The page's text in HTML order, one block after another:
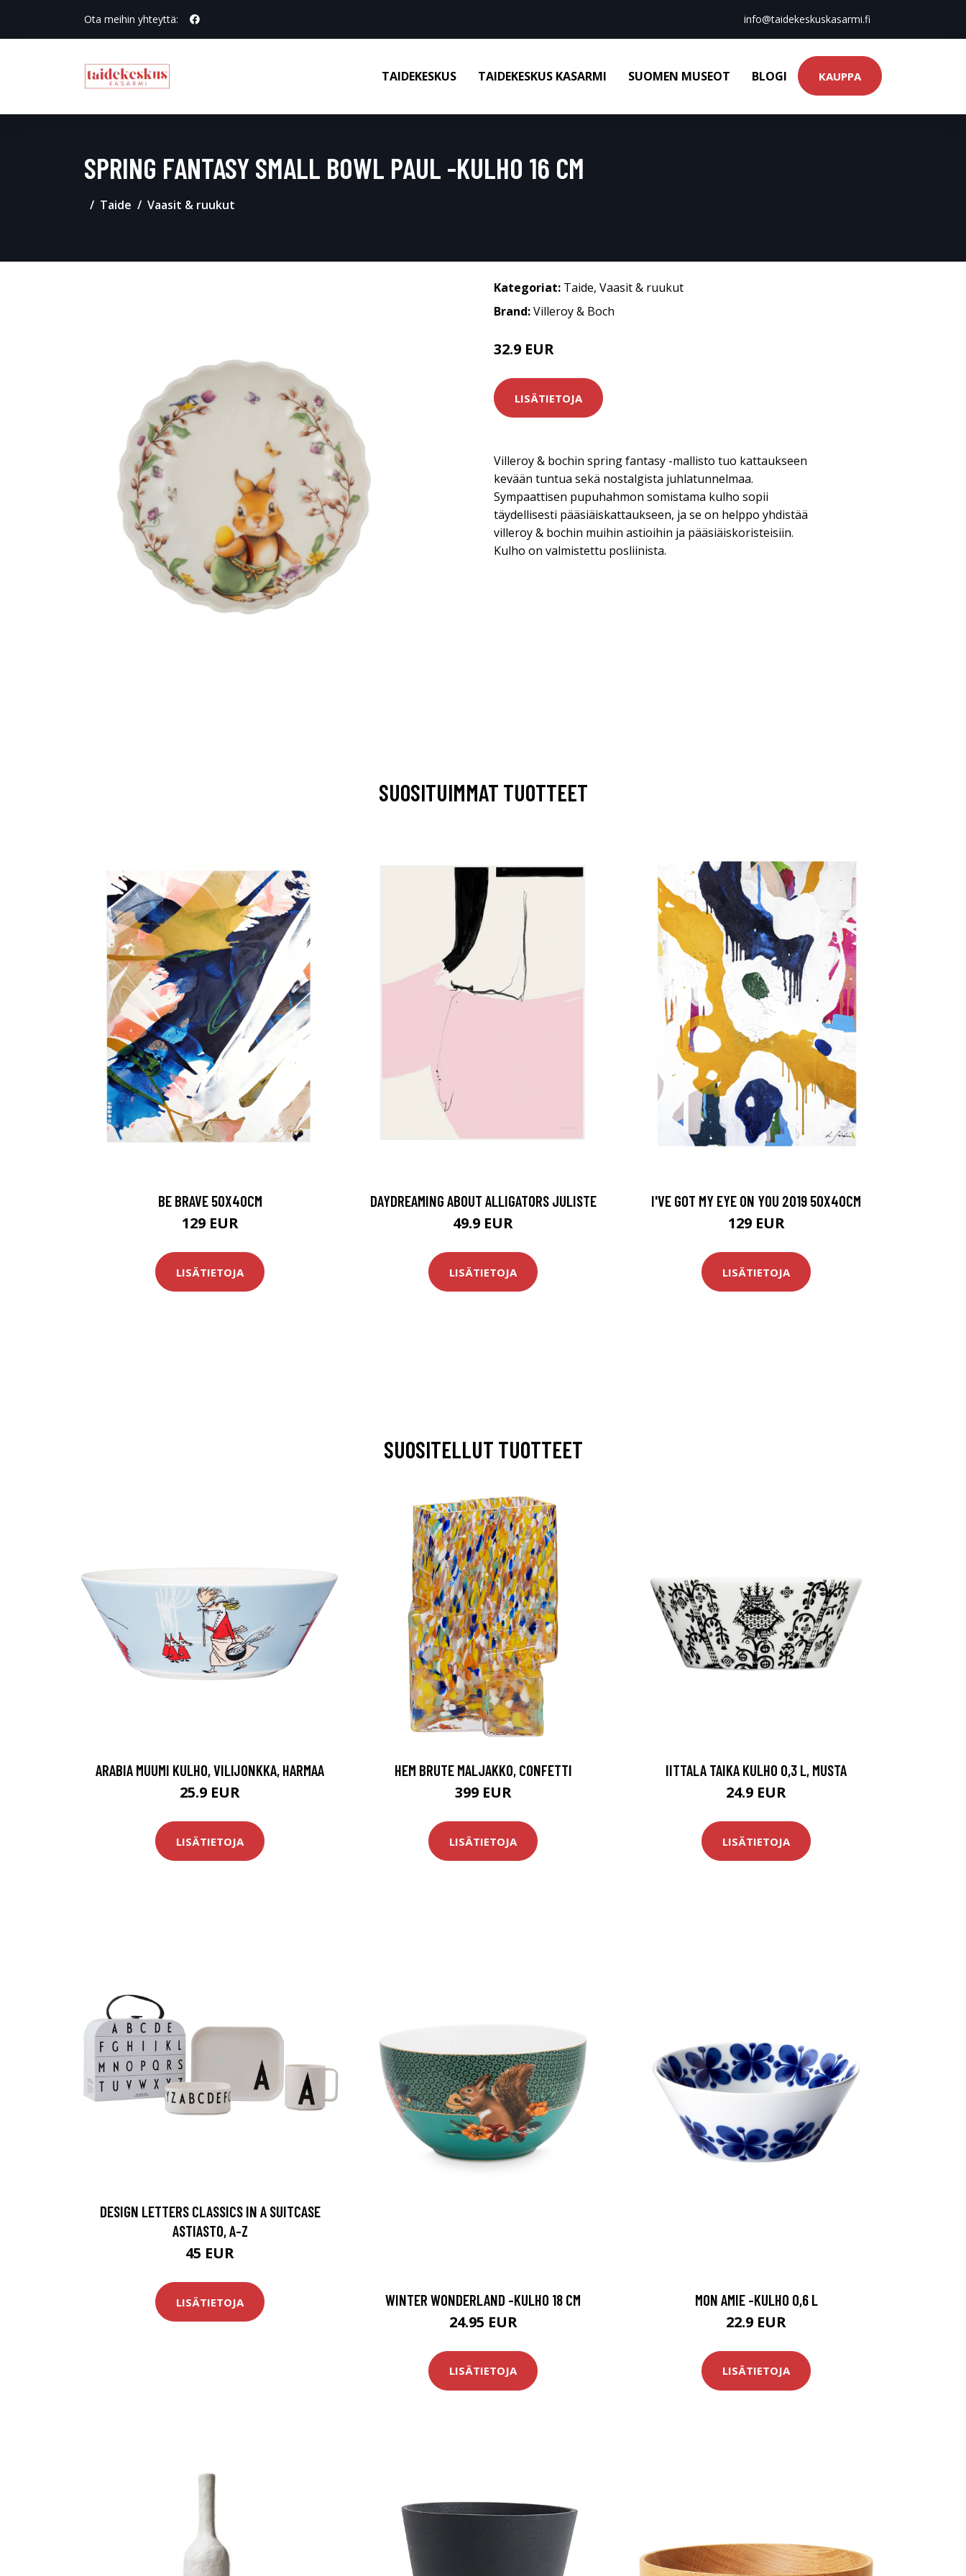
Ota meihin yhteyttä: info@taidekeskuskasarmi.fi
TAIDEKESKUS TAIDEKESKUS KASARMI SUOMEN MUSEOT BLOGI KAUPPA
SPRING FANTASY SMALL BOWL PAUL -KULHO 16 CM
Taide Vaasit & ruukut
Kategoriat: Taide, Vaasit & ruukut
Brand:Villeroy & Boch
32.9 EUR
LISÄTIETOJA
Villeroy & bochin spring fantasy -mallisto tuo kattaukseen
kevään tuntua sekä nostalgista juhlatunnelmaa.
Sympaattisen pupuhahmon somistama kulho sopii
täydellisesti pääsiäiskattaukseen, ja se on helppo yhdistää
villeroy & bochin muihin astioihin ja pääsiäiskoristeisiin.
Kulho on valmistettu posliinista.
SUOSITUIMMAT TUOTTEET
BE BRAVE 50X40CM
129 EUR
LISÄTIETOJA
DAYDREAMING ABOUT ALLIGATORS JULISTE
49.9 EUR
LISÄTIETOJA
I'VE GOT MY EYE ON YOU 2019 50X40CM
129 EUR
LISÄTIETOJA
SUOSITELLUT TUOTTEET
ARABIA MUUMI KULHO, VILIJONKKA, HARMAA
25.9 EUR
LISÄTIETOJA
HEM BRUTE MALJAKKO, CONFETTI
399 EUR
LISÄTIETOJA
IITTALA TAIKA KULHO 0,3 L, MUSTA
24.9 EUR
LISÄTIETOJA
DESIGN LETTERS CLASSICS IN A SUITCASE
ASTIASTO, A-Z
45 EUR
LISÄTIETOJA WINTER WONDERLAND -KULHO 18 CM
24.95 EUR
LISÄTIETOJA
MON AMIE -KULHO 0,6 L
22.9 EUR
LISÄTIETOJA